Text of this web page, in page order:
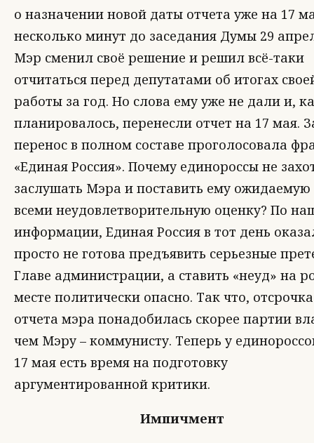
о назначении новой даты отчета уже на 17
несколько минут до заседания Думы 29
Мэр сменил своё решение и решил всё-таки
отчитаться перед депутатами об итогах
работы за год. Но слова ему уже не дали и,
планировалось, перенесли отчет на 17 мая.
перенос в полном составе проголосовала
«Единая Россия». Почему единороссы не
заслушать Мэра и поставить ему ожидаемую
всеми неудовлетворительную оценку? По
информации, Единая Россия в тот день
просто не готова предъявить серьезные
Главе администрации, а ставить «неуд» на
месте политически опасно. Так что, отсрочка
отчета мэра понадобилась скорее партии
чем Мэру – коммунисту. Теперь у
17 мая есть время на подготовку
аргументированной критики.
Импичмент